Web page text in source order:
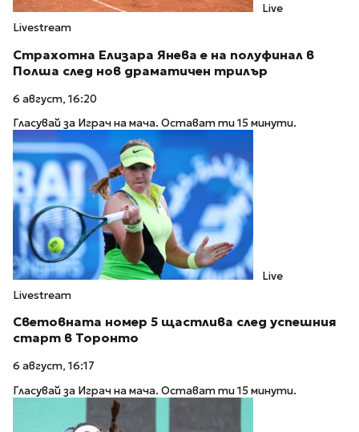
Live
Livestream
Страхотна Елизара Янева е на полуфинал в
Полша след нов драматичен трилър
6 август, 16:20
Гласувай за Играч на мача. Остават ти 15 минути.
Live
Livestream
Световната номер 5 щастлива след успешния
старт в Торонто
6 август, 16:17
Гласувай за Играч на мача. Остават ти 15 минути.